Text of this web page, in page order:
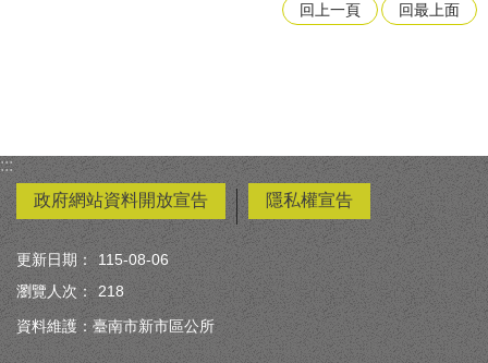
回上一頁 回最上面
:::
政府網站資料開放宣告
隱私權宣告
更新日期：
115-08-06
瀏覽人次：
218
資料維護：臺南市新市區公所